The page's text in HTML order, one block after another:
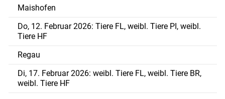
Maishofen
Do, 12. Februar 2026: Tiere FL, weibl. Tiere PI, weibl.
Tiere HF
Regau
Di, 17. Februar 2026: weibl. Tiere FL, weibl. Tiere BR,
weibl. Tiere HF